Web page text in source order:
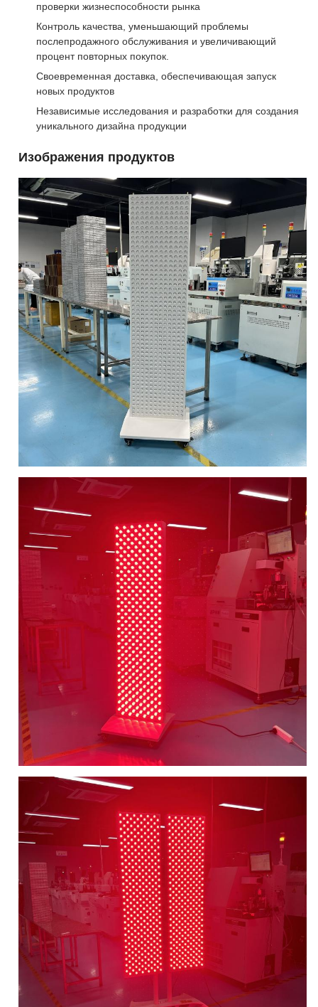
проверки жизнеспособности рынка
Контроль качества, уменьшающий проблемы
послепродажного обслуживания и увеличивающий
процент повторных покупок.
Своевременная доставка, обеспечивающая запуск
новых продуктов
Независимые исследования и разработки для создания
уникального дизайна продукции
Изображения продуктов